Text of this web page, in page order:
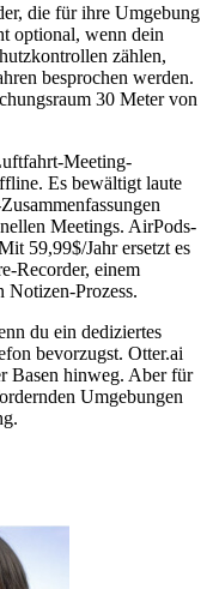
die für ihre Umgebung
optional, wenn dein
zählen,
besprochen werden.
30 Meter von
Meeting-
Es bewältigt laute
Meetings. AirPods-
59,99$/Jahr ersetzt es
Recorder, einem
Notizen-Prozess.
du ein dediziertes
bevorzugst. Otter.ai
Basen hinweg. Aber für
Umgebungen